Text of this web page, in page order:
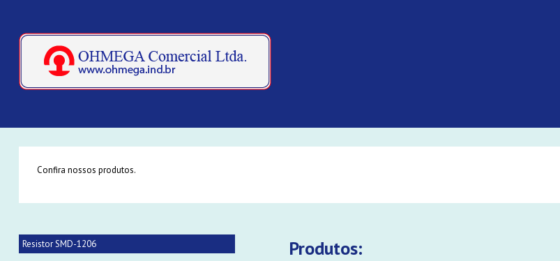
Confira nossos produtos.
Resistor SMD-1206 Produtos: